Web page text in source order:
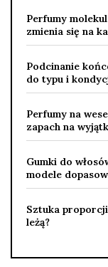
Perfumy
zmienia się na
Podcinanie
do typu i
Perfumy na
zapach na
Gumki do
modele
Sztuka
leżą?